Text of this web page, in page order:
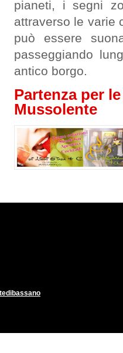
pianeti, i segni
attraverso le varie
può essere
passeggiando
antico borgo.
Partenza per
Mussolente